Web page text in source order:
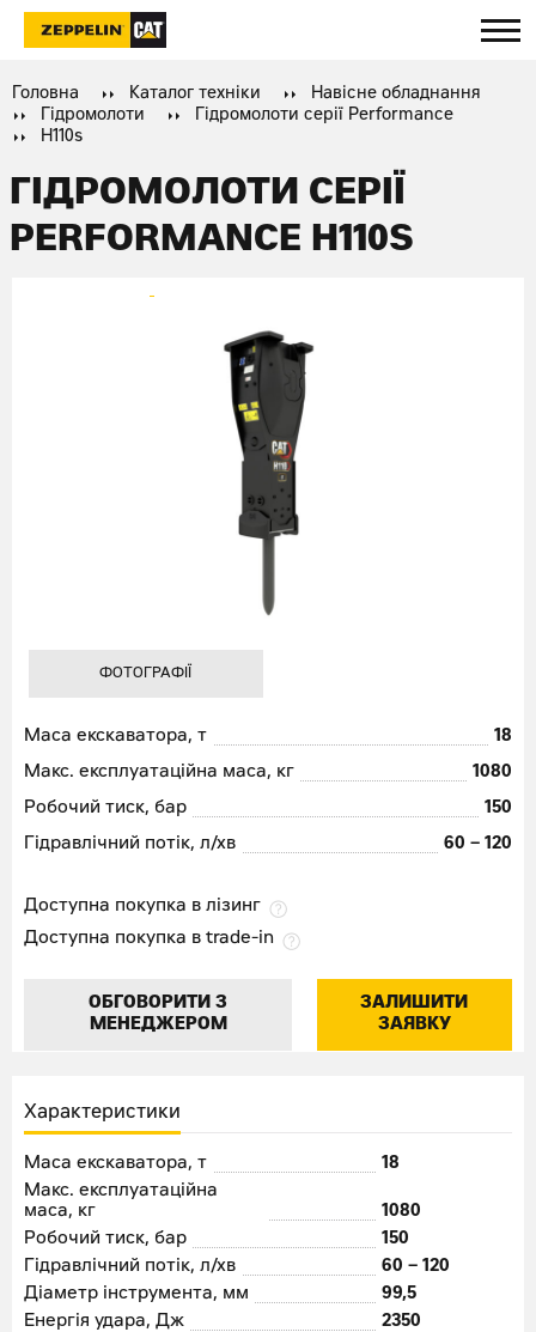
Головна Каталог техніки
Навісне обладнання
Гідромолоти
Гідромолоти серії Performance
H110s
ГІДРОМОЛОТИ СЕРІЇ
PERFORMANCE H110S
ФОТОГРАФІЇ
Маса екскаватора, т
18
Макс. експлуатаційна маса, кг
1080
Робочий тиск, бар
150
Гідравлічний потік, л/хв
60 – 120
Доступна покупка в лізинг
Доступна покупка в trade-in
ОБГОВОРИТИ З
МЕНЕДЖЕРОМ
ЗАЛИШИТИ
ЗАЯВКУ
Характеристики
Маса екскаватора, т
18
Макс. експлуатаційна
маса, кг
1080
Робочий тиск, бар
150
Гідравлічний потік, л/хв
60 – 120
Діаметр інструмента, мм
99,5
Енергія удара, Дж
2350